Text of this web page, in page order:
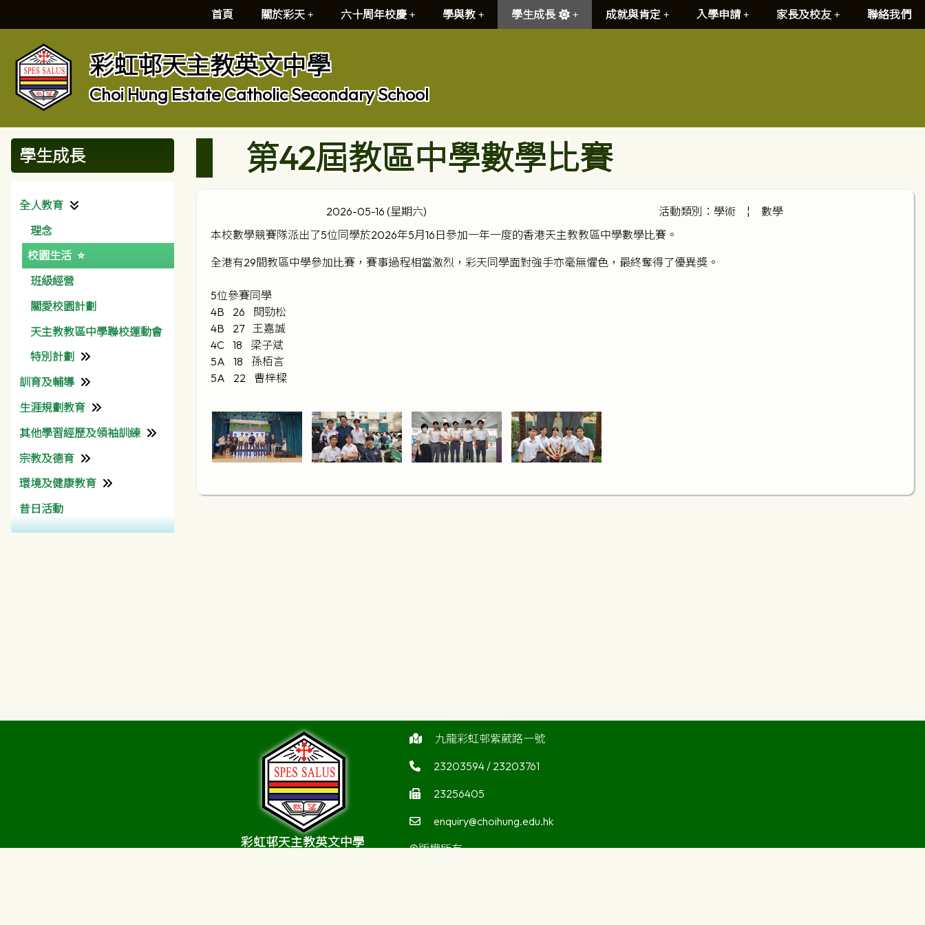
首頁 關於彩天 六十周年校慶 學與教 學生成長 成就與肯定 入學申請 家長及校友 聯絡我們
彩虹邨天主教英文中學
Choi Hung Estate Catholic Secondary School
學生成長
全人教育
理念
校園生活
班級經營
關愛校園計劃
天主教教區中學聯校運動會
特別計劃
SEE Programme
中六級台灣交流團
輔仁及彩天互訪計劃
中國農村生活體驗團
彩天迎奧運
共創成長路
QEF
訓育及輔導
訓育組
輔導組
本校社工
特殊教育需要支援資源
生涯規劃教育
生涯規劃組
獎助學金
有用連結
大學聯合招生辦法
學友社
其他學習經歷及領袖訓練
課外活動
其他學習經歷組
學生會
四社
宗教及德育
宗教組
道德及公民教育組
有用連結(宗教)
環境及健康教育
環境及學生健康組
陽光計劃
昔日活動
第42屆教區中學數學比賽
2026-05-16 (星期六) 活動類別：學術 ¦
數學
本校數學競賽隊派出了5位同學於2026年5月16日參加一年一度的香港天主教教區中學數學比賽。
全港有29間教區中學參加比賽，賽事過程相當激烈，彩天同學面對強手亦毫無懼色，最終奪得了優異獎。
5位參賽同學
4B 26 閆勁松
4B 27 王嘉誠
4C 18 梁子斌
5A 18 孫栢言
5A 22 曹梓樑
彩虹邨天主教英文中學
九龍彩虹邨紫葳路一號
23203594 / 23203761
23256405
enquiry@choihung.edu.hk
©版權所有